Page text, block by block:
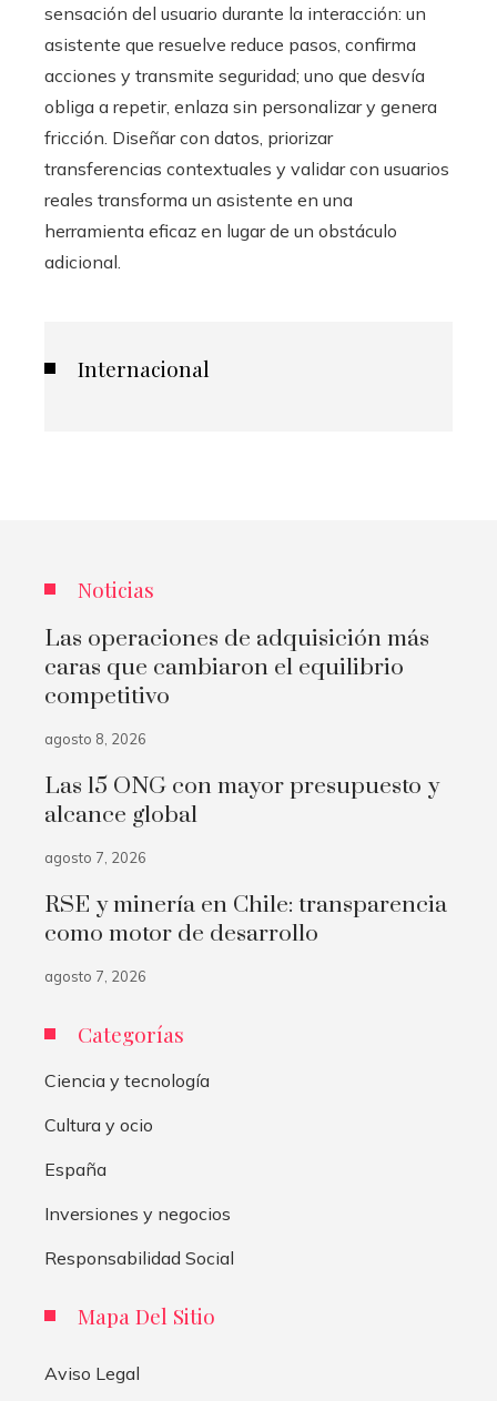
sensación del usuario durante la interacción: un
asistente que resuelve reduce pasos, confirma
acciones y transmite seguridad; uno que desvía
obliga a repetir, enlaza sin personalizar y genera
fricción. Diseñar con datos, priorizar
transferencias contextuales y validar con usuarios
reales transforma un asistente en una
herramienta eficaz en lugar de un obstáculo
adicional.
Internacional
Noticias
Las operaciones de adquisición más
caras que cambiaron el equilibrio
competitivo
agosto 8, 2026
Las 15 ONG con mayor presupuesto y
alcance global
agosto 7, 2026
RSE y minería en Chile: transparencia
como motor de desarrollo
agosto 7, 2026
Categorías
Ciencia y tecnología
Cultura y ocio
España
Inversiones y negocios
Responsabilidad Social
Mapa Del Sitio
Aviso Legal